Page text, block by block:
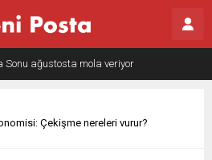
Teknokratik kontrol mü, kolonializm mi?
Çekişme nereleri vurur?